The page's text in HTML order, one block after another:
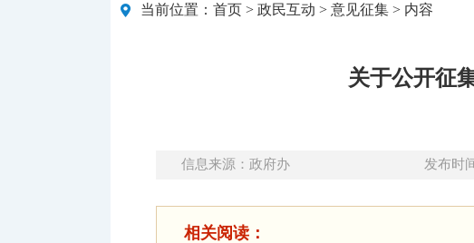
当前位置： 首页 > 政民互动 > 意见征集 > 内容
关于公开征
信息来源：政府办 发布时
相关阅读：